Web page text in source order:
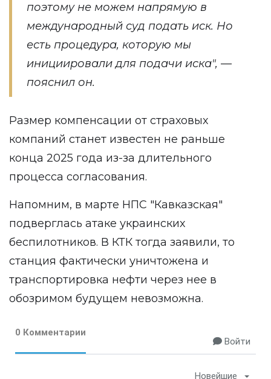
поэтому не можем напрямую в
международный суд подать иск. Но
есть процедура, которую мы
инициировали для подачи иска", —
пояснил он.
Размер компенсации от страховых
компаний станет известен не раньше
конца 2025 года из-за длительного
процесса согласования.
Напомним, в марте НПС "Кавказская"
подверглась атаке украинских
беспилотников. В КТК тогда заявили, то
станция фактически уничтожена и
транспортировка нефти через нее в
обозримом будущем невозможна.
0 Комментарии
Войти
Новейшие